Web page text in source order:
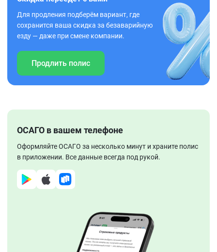
Для продления подберём вариант, где
сохранится ваша скидка за безаварийную
езду — даже при смене компании.
Продлить полис
ОСАГО в вашем телефоне
Оформляйте ОСАГО за несколько минут и храните полис
в приложении. Все данные всегда под рукой.